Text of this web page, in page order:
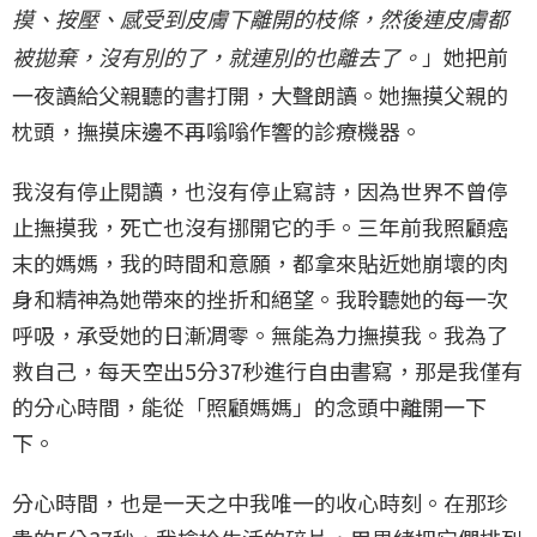
摸、按壓、感受到皮膚下離開的枝條，然後連皮膚都
被拋棄，沒有別的了，就連別的也離去了。 」她把前
一夜讀給父親聽的書打開，大聲朗讀。她撫摸父親的
枕頭，撫摸床邊不再嗡嗡作響的診療機器。
我沒有停止閱讀，也沒有停止寫詩，因為世界不曾停
止撫摸我，死亡也沒有挪開它的手。三年前我照顧癌
末的媽媽，我的時間和意願，都拿來貼近她崩壞的肉
身和精神為她帶來的挫折和絕望。我聆聽她的每一次
呼吸，承受她的日漸凋零。無能為力撫摸我。我為了
救自己，每天空出5分37秒進行自由書寫，那是我僅有
的分心時間，能從「照顧媽媽」的念頭中離開一下
下。
分心時間，也是一天之中我唯一的收心時刻。在那珍